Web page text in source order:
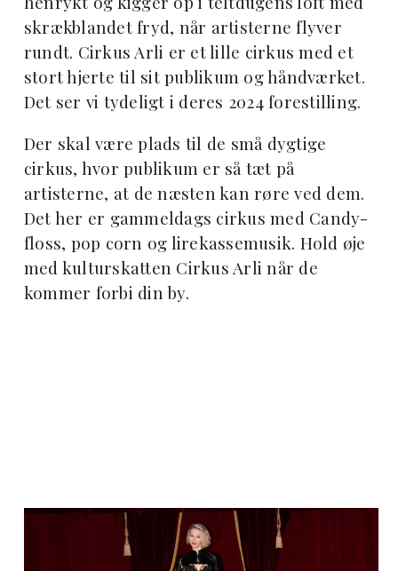
skrækblandet fryd, når artisterne flyver
rundt. Cirkus Arli er et lille cirkus med et
stort hjerte til sit publikum og håndværket.
Det ser vi tydeligt i deres 2024 forestilling.
Der skal være plads til de små dygtige
cirkus, hvor publikum er så tæt på
artisterne, at de næsten kan røre ved dem.
Det her er gammeldags cirkus med Candy-
floss, pop corn og lirekassemusik. Hold øje
med kulturskatten Cirkus Arli når de
kommer forbi din by.